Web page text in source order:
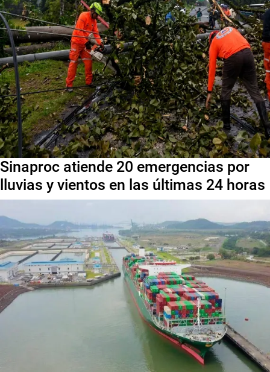
Sinaproc atiende 20 emergencias por
lluvias y vientos en las últimas 24 horas